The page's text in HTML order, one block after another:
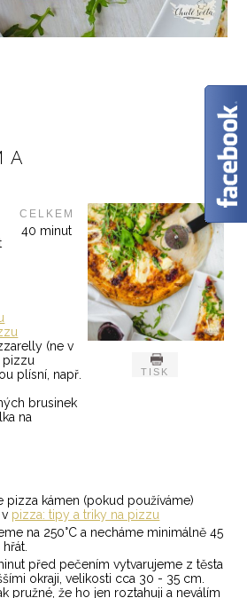
A
TISK
CELKEM
40 minut
(ne v
pizzu
plísní, např.
brusinek
na
pizza kámen (pokud používáme)
pizza: tipy a triky na pizzu
na 250°C a necháme minimálně 45
před pečením vytvarujeme z těsta
okraji, velikosti cca 30 - 35 cm.
pružné, že ho jen roztahuji a neválím